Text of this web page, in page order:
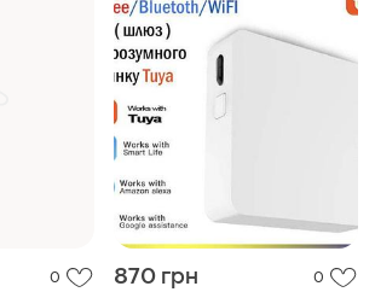
0 870 грн 0